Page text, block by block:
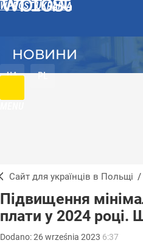
WPROST UKRAINA
UA PL
НОВИНИ
Сайт для українців в Польщі /
Підвищення
плати у 2024 році.
Dodano:26września 2023 6:37